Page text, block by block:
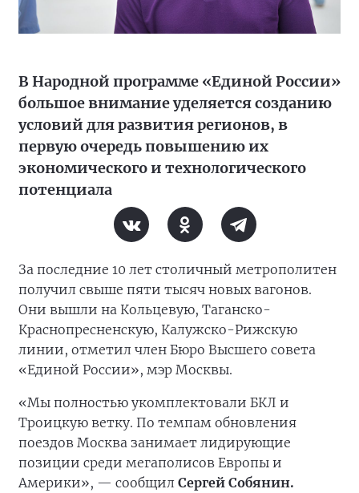
В Народной программе «Единой России»
большое внимание уделяется созданию
условий для развития регионов, в
первую очередь повышению их
экономического и технологического
потенциала
За последние 10 лет столичный метрополитен
получил свыше пяти тысяч новых вагонов.
Они вышли на Кольцевую, Таганско-
Краснопресненскую, Калужско-Рижскую
линии, отметил член Бюро Высшего совета
«Единой России», мэр Москвы.
«Мы полностью укомплектовали БКЛ и
Троицкую ветку. По темпам обновления
поездов Москва занимает лидирующие
позиции среди мегаполисов Европы и
Америки», — сообщил Сергей Собянин.